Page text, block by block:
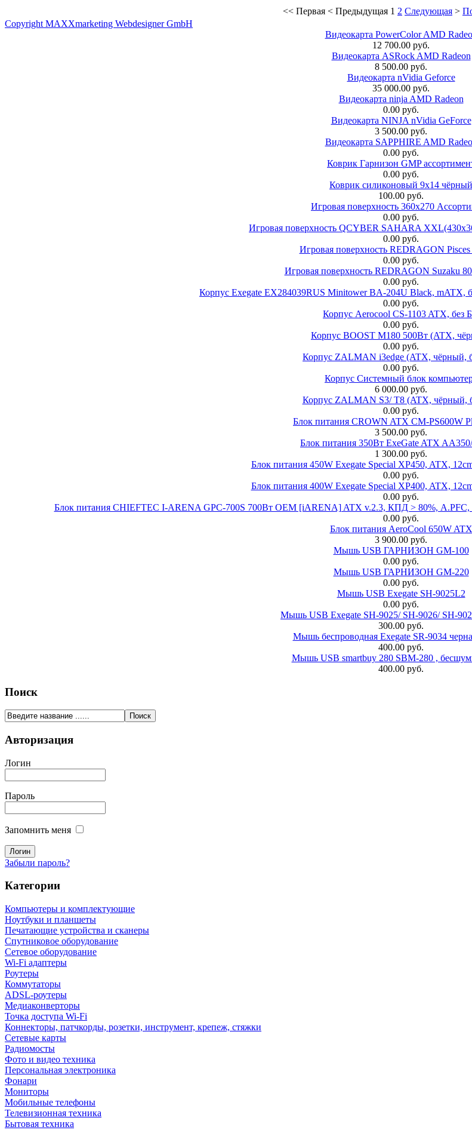
<< Первая < Предыдущая 1 2 Следующая >
Copyright MAXXmarketing Webdesigner GmbH
Видеокарта PowerColor AMD
12 700.00 руб.
Видеокарта ASRock AMD Radeon
8 500.00 руб.
Видеокарта nVidia Geforce
35 000.00 руб.
Видеокарта ninja AMD Radeon
0.00 руб.
Видеокарта NINJA nVidia GeForce
3 500.00 руб.
Видеокарта SAPPHIRE AMD
0.00 руб.
Коврик Гарнизон GMP
0.00 руб.
Коврик силиконовый 9х14 чёрный
100.00 руб.
Игровая поверхность 360x270
0.00 руб.
Игровая поверхность QCYBER SAHARA
0.00 руб.
Игровая поверхность REDRAGON
0.00 руб.
Игровая поверхность REDRAGON Suzaku
0.00 руб.
Корпус Exegate EX284039RUS Minitower BA-204U Black, mATX,
0.00 руб.
Корпус Aerocool CS-1103 ATX, без
0.00 руб.
Корпус BOOST M180 500Вт (ATX,
0.00 руб.
Корпус ZALMAN i3edge (ATX, чёрный,
0.00 руб.
Корпус Системный блок
6 000.00 руб.
Корпус ZALMAN S3/ T8 (ATX, чёрный,
0.00 руб.
Блок питания CROWN ATX CM-PS600W
3 500.00 руб.
Блок питания 350Вт ExeGate ATX
1 300.00 руб.
Блок питания 450W Exegate Special XP450, ATX,
0.00 руб.
Блок питания 400W Exegate Special XP400, ATX,
0.00 руб.
Блок питания CHIEFTEC I-ARENA GPC-700S 700Вт OEM [iARENA] ATX v.2.3, КПД > 80%,
0.00 руб.
Блок питания AeroCool 650W ATX
3 900.00 руб.
Мышь USB ГАРНИЗОН GM-100
0.00 руб.
Мышь USB ГАРНИЗОН GM-220
0.00 руб.
Мышь USB Exegate SH-9025L2
0.00 руб.
Мышь USB Exegate SH-9025/ SH-9026/ SH-
300.00 руб.
Мышь беспроводная Exegate SR-9034
400.00 руб.
Мышь USB smartbuy 280 SBM-280 ,
400.00 руб.
Поиск
Авторизация
Логин
Пароль
Запомнить меня
Забыли пароль?
Категории
Компьютеры и комплектующие
Ноутбуки и планшеты
Печатающие устройства и сканеры
Спутниковое оборудование
Сетевое оборудование
Wi-Fi адаптеры
Роутеры
Коммутаторы
ADSL-роутеры
Медиаконверторы
Точка доступа Wi-Fi
Коннекторы, патчкорды, розетки, инструмент, крепеж, стяжки
Сетевые карты
Радиомосты
Фото и видео техника
Персональная электроника
Фонари
Мониторы
Мобильные телефоны
Телевизионная техника
Бытовая техника